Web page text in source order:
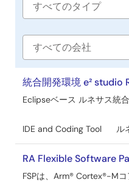
Software
社
名
統合開発環境 e² studio
Eclipseベース ルネサス統
IDE and Coding Tool ル
RA Flexible Software
FSPは、Arm® Cortex®-M